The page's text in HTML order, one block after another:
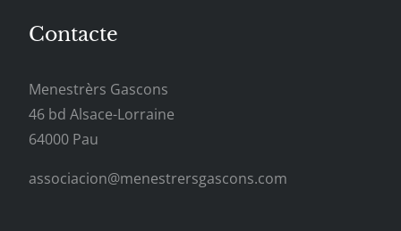
Contacte
Menestrèrs Gascons
46 bd Alsace-Lorraine
64000 Pau
associacion@menestrersgascons.com